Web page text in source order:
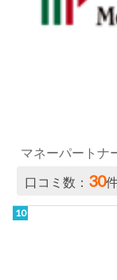
マネーパートナ
口コミ数： 30